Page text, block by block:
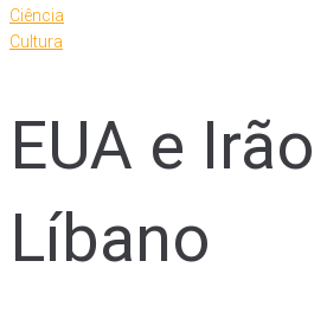
Ciência
Cultura
EUA e
Líbano